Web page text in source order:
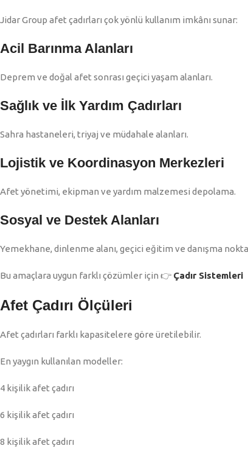
Jidar Group afet çadırları çok yönlü kullanım imkânı sunar:
Acil Barınma Alanları
Deprem ve doğal afet sonrası geçici yaşam alanları.
Sağlık ve İlk Yardım Çadırları
Sahra hastaneleri, triyaj ve müdahale alanları.
Lojistik ve Koordinasyon Merkezleri
Afet yönetimi, ekipman ve yardım malzemesi depolama.
Sosyal ve Destek Alanları
Yemekhane, dinlenme alanı, geçici eğitim ve danışma
Bu amaçlara uygun farklı çözümler için 👉 Çadır Sistemleri
Afet Çadırı Ölçüleri
Afet çadırları farklı kapasitelere göre üretilebilir.
En yaygın kullanılan modeller:
4 kişilik afet çadırı
6 kişilik afet çadırı
8 kişilik afet çadırı